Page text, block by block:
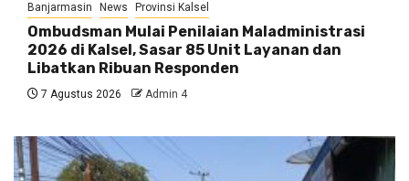
Banjarmasin News Provinsi Kalsel
Ombudsman Mulai Penilaian Maladministrasi
2026 di Kalsel, Sasar 85 Unit Layanan dan
Libatkan Ribuan Responden
7 Agustus 2026 Admin 4